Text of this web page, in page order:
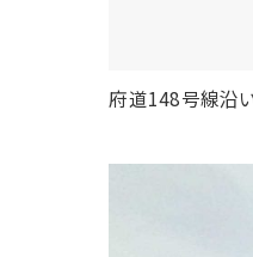
府道148号線沿